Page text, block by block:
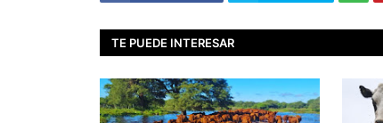
TE PUEDE INTERESAR